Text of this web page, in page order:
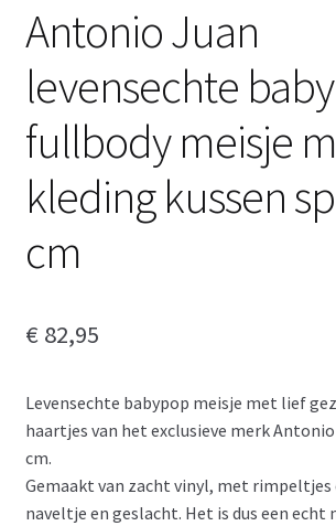
Antonio Juan
levensechte
fullbody meisje
kleding kussen
cm
€ 82,95
Levensechte babypop meisje met lief
haartjes van het exclusieve merk
cm.
Gemaakt van zacht vinyl, met rimpeltjes
naveltje en geslacht. Het is dus een echt